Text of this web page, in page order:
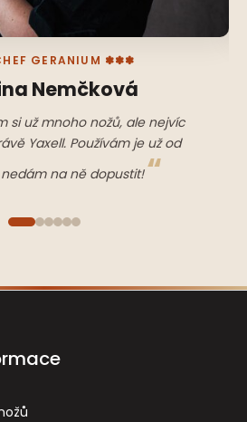
GERANIUM ✽✽✽
Nemčková
si už mnoho nožů, ale nejvíc
Yaxell. Používám je už od
nedám na ně dopustit!